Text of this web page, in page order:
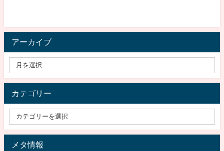
アーカイブ
カテゴリー
メタ情報